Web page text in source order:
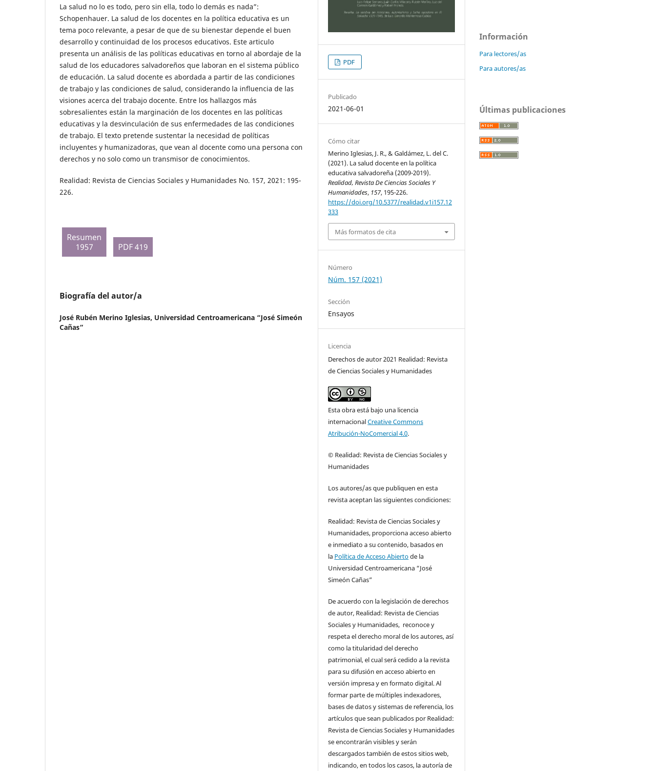
La salud no lo es todo, pero sin ella, todo lo demás es nada”:
Schopenhauer. La salud de los docentes en la política educativa es un
tema poco relevante, a pesar de que de su bienestar depende el buen
desarrollo y continuidad de los procesos educativos. Este articulo
presenta un análisis de las políticas educativas en torno al abordaje de la
salud de los educadores salvadoreños que laboran en el sistema público
de educación. La salud docente es abordada a partir de las condiciones
de trabajo y las condiciones de salud, considerando la influencia de las
visiones acerca del trabajo docente. Entre los hallazgos más
sobresalientes están la marginación de los docentes en las políticas
educativas y la desvinculación de sus enfermedades de las condiciones
de trabajo. El texto pretende sustentar la necesidad de políticas
incluyentes y humanizadoras, que vean al docente como una persona con
derechos y no solo como un transmisor de conocimientos.
Realidad: Revista de Ciencias Sociales y Humanidades No. 157, 2021: 195-
226.
Resumen
1957
PDF 419
Biografía del autor/a
José Rubén Merino Iglesias, Universidad Centroamericana “José Simeón
Cañas”
PDF
Publicado
2021-06-01
Cómo citar
Merino Iglesias, J. R., & Galdámez, L. del C.
(2021). La salud docente en la política
educativa salvadoreña (2009-2019).
Realidad, Revista De Ciencias Sociales Y
Humanidades, 157, 195-226.
https://doi.org/10.5377/realidad.v1i157.12
333
Más formatos de cita
Número
Núm. 157 (2021)
Sección
Ensayos
Licencia
Derechos de autor 2021 Realidad: Revista
de Ciencias Sociales y Humanidades
Esta obra está bajo una licencia
internacionalCreative Commons
Atribución-NoComercial 4.0.
© Realidad: Revista de Ciencias Sociales y
Humanidades
Los autores/as que publiquen en esta
revista aceptan las siguientes condiciones:
Realidad: Revista de Ciencias Sociales y
Humanidades, proporciona acceso abierto
e inmediato a su contenido, basados en
la Política de Acceso Abiertode la
Universidad Centroamericana “José
Simeón Cañas”
De acuerdo con la legislación de derechos
de autor, Realidad: Revista de Ciencias
Sociales y Humanidades, reconoce y
respeta el derecho moral de los autores, así
como la titularidad del derecho
patrimonial, el cual será cedido a la revista
para su difusión en acceso abierto en
versión impresa y en formato digital. Al
formar parte de múltiples indexadores,
bases de datos y sistemas de referencia, los
artículos que sean publicados por Realidad:
Revista de Ciencias Sociales y Humanidades
se encontrarán visibles y serán
descargados también de estos sitios web,
indicando, en todos los casos, la autoría de
Información
Para lectores/as
Para autores/as
Últimas publicaciones